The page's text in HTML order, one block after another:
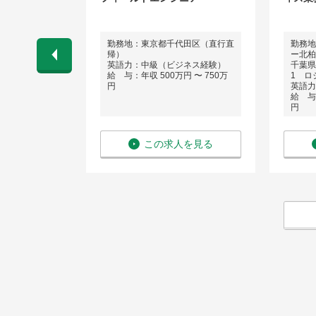
プセンタ
勤務地：東京都千代田区（直行直
帰）
英語力：中級（ビジネス経験）
給 与：年収 500万円 〜 750万
円
この求人を見る
勤務
ー北
千葉
1 ロ
英語
給 与
円